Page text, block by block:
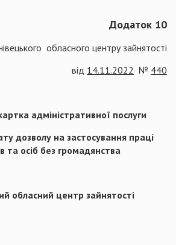
Додаток 10
обласного центру зайнятості
від 14.11.2022 № 440
адміністративної послуги
дозволу на застосування праці
та осіб без громадянства
обласний центр зайнятості